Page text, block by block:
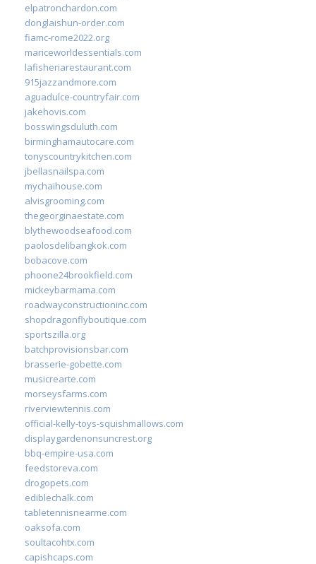
elpatronchardon.com
donglaishun-order.com
fiamc-rome2022.org
mariceworldessentials.com
lafisheriarestaurant.com
915jazzandmore.com
aguadulce-countryfair.com
jakehovis.com
bosswingsduluth.com
birminghamautocare.com
tonyscountrykitchen.com
jbellasnailspa.com
mychaihouse.com
alvisgrooming.com
thegeorginaestate.com
blythewoodseafood.com
paolosdelibangkok.com
bobacove.com
phoone24brookfield.com
mickeybarmama.com
roadwayconstructioninc.com
shopdragonflyboutique.com
sportszilla.org
batchprovisionsbar.com
brasserie-gobette.com
musicrearte.com
morseysfarms.com
riverviewtennis.com
official-kelly-toys-squishmallows.com
displaygardenonsuncrest.org
bbq-empire-usa.com
feedstoreva.com
drogopets.com
ediblechalk.com
tabletennisnearme.com
oaksofa.com
soultacohtx.com
capishcaps.com